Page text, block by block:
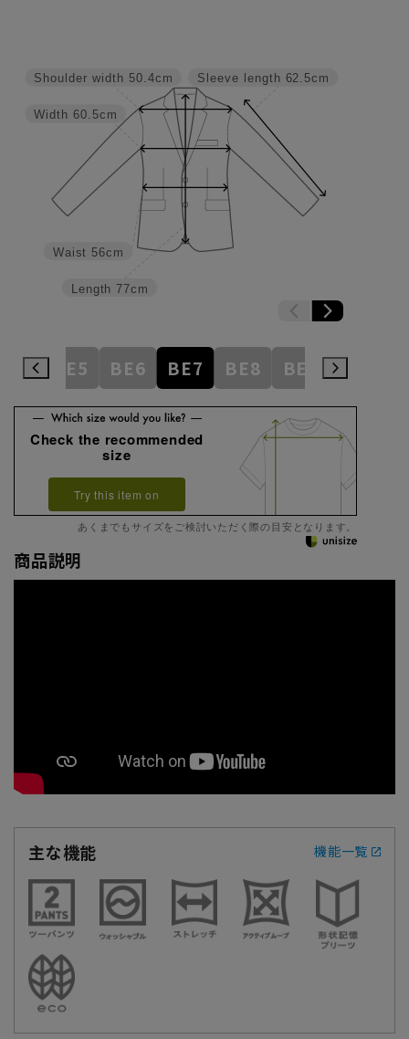
Sleeve length 62.5cm
Length 77cm
Waist 56cm
Width 60.5cm
Shoulder width 50.4cm
BE5 BE6 BE7 BE8 BE9 BE10
Check the recommended
size
Try this item on
あくまでもサイズをご検討いただく際の目安となります。
商品説明
主な機能 機能一覧